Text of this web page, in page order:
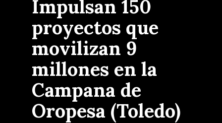
Impulsan 150
proyectos que
movilizan 9
millones en la
Campana de
Oropesa (Toledo)